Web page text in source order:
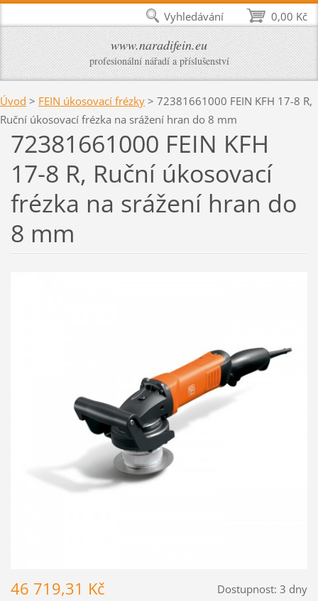
www.naradifein.eu
profesionální nářadí a příslušenství
Úvod > FEIN úkosovací frézky > 72381661000 FEIN KFH 17-8 R,
Ruční úkosovací frézka na srážení hran do 8 mm
72381661000 FEIN KFH
17-8 R, Ruční úkosovací
frézka na srážení hran do
8 mm
Dostupnost: 3 dny
46 719,31 Kč
0,00 Kč
Vyhledávání